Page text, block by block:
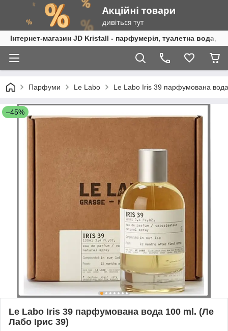
Інтернет-магазин JD Kristall - парфумерія, туалетна вода,
Парфуми Le Labo Le Labo Iris 39 парфумована
–45%
Le Labo Iris 39 парфумована вода 100 ml. (Ле
Лабо Ірис 39)